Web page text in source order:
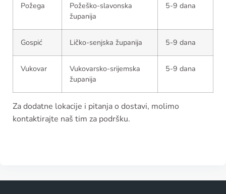
Požega
Požeško-slavonska
županija
5-9 dana
Gospić Ličko-senjska županija 5-9 dana
Vukovar
Vukovarsko-srijemska
županija
5-9 dana
Za dodatne lokacije i pitanja o dostavi, molimo
kontaktirajte naš tim za podršku.